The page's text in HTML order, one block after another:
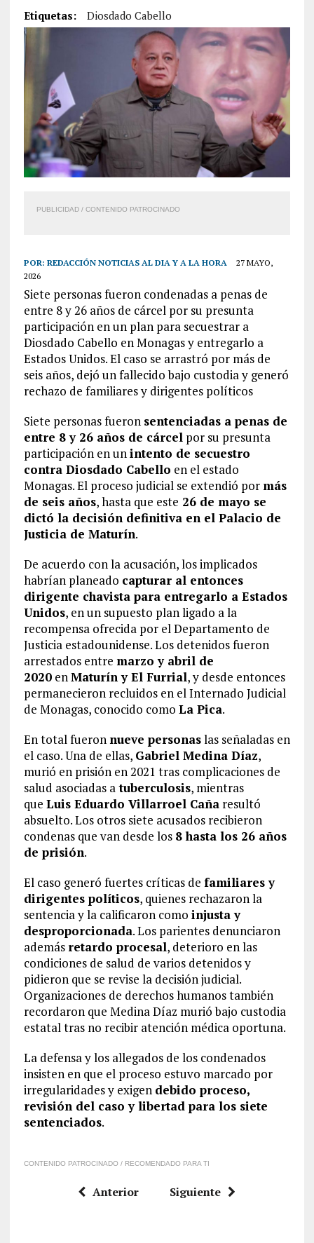
Etiquetas: Diosdado Cabello
PUBLICIDAD / CONTENIDO PATROCINADO
POR: REDACCIÓN NOTICIAS AL DIA Y A LA HORA
27 MAYO,
2026
Siete personas fueron condenadas a penas de
entre 8 y 26 años de cárcel por su presunta
participación en un plan para secuestrar a
Diosdado Cabello en Monagas y entregarlo a
Estados Unidos. El caso se arrastró por más de
seis años, dejó un fallecido bajo custodia y generó
rechazo de familiares y dirigentes políticos
Siete personas fueron sentenciadas a penas de
entre 8 y 26 años de cárcelpor su presunta
participación en unintento de secuestro
contra Diosdado Cabello en el estado
Monagas. El proceso judicial se extendió por más
de seis años, hasta que este 26 de mayo se
dictó la decisión definitiva en el Palacio de
Justicia de Maturín.
De acuerdo con la acusación, los implicados
habrían planeado capturar al entonces
dirigente chavista para entregarlo a Estados
Unidos, en un supuesto plan ligado a la
recompensa ofrecida por el Departamento de
Justicia estadounidense. Los detenidos fueron
arrestados entre marzo y abril de
2020enMaturín y El Furrial, y desde entonces
permanecieron recluidos en el Internado Judicial
de Monagas, conocido como La Pica.
En total fueron nueve personaslas señaladas en
el caso. Una de ellas, Gabriel Medina Díaz,
murió en prisión en 2021 tras complicaciones de
salud asociadas atuberculosis, mientras
que Luis Eduardo Villarroel Cañaresultó
absuelto. Los otros siete acusados recibieron
condenas que van desde los 8 hasta los 26 años
de prisión.
El caso generó fuertes críticas de familiares y
dirigentes políticos, quienes rechazaron la
sentencia y la calificaron como injusta y
desproporcionada. Los parientes denunciaron
además retardo procesal, deterioro en las
condiciones de salud de varios detenidos y
pidieron que se revise la decisión judicial.
Organizaciones de derechos humanos también
recordaron que Medina Díaz murió bajo custodia
estatal tras no recibir atención médica oportuna.
La defensa y los allegados de los condenados
insisten en que el proceso estuvo marcado por
irregularidades y exigen debido proceso,
revisión del caso y libertad para los siete
sentenciados.
CONTENIDO PATROCINADO / RECOMENDADO PARA TI
Anterior Siguiente